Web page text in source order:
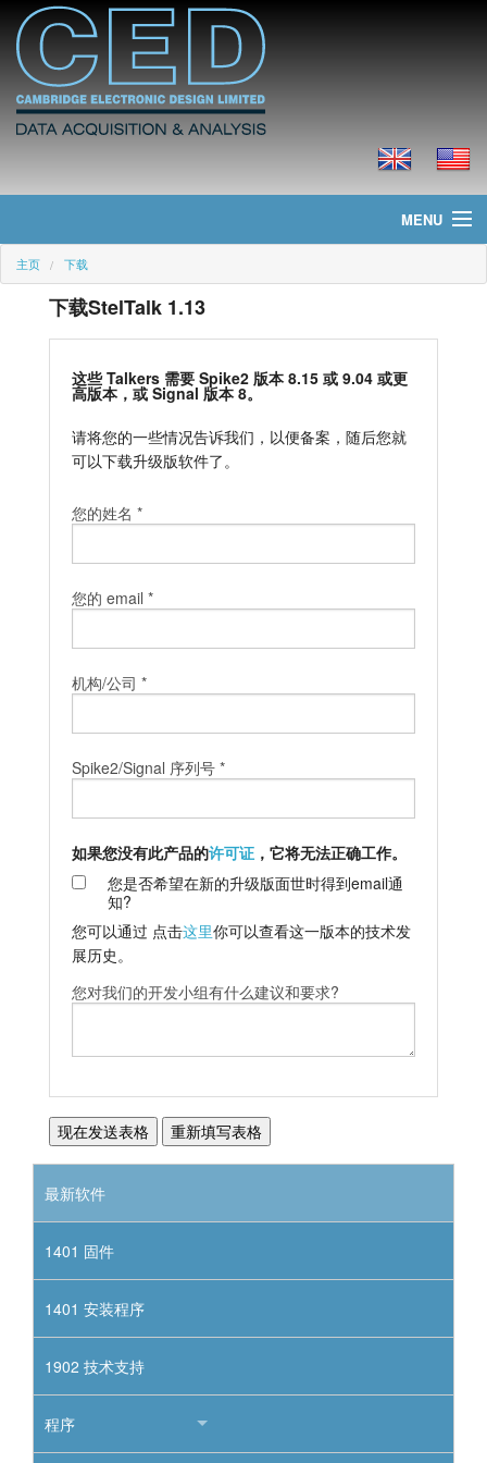
MENU
主页
主页 下载
下载StelTalk 1.13
这些 Talkers 需要 Spike2 版本 8.15 或 9.04 或更
高版本，或 Signal 版本 8。
请将您的一些情况告诉我们，以便备案，随后您就
可以下载升级版软件了。
您的姓名 *
您的 email *
机构/公司 *
Spike2/Signal 序列号 *
如果您没有此产品的许可证，它将无法正确工作。
您是否希望在新的升级版面世时得到email通
知?
您可以通过 点击这里你可以查看这一版本的技术发
展历史。
您对我们的开发小组有什么建议和要求?
最新软件
1401 固件
1401 安装程序
1902 技术支持
程序